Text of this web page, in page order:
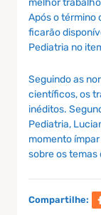
melhor trabalho
Após o término
ficarão
Pediatria no
Seguindo as
científicos, os
inéditos.
Pediatria,
momento
sobre os temas
Compartilhe: